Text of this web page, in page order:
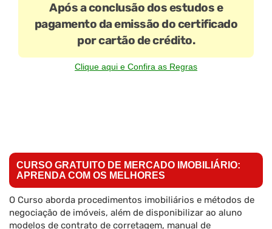
Após a conclusão dos estudos e
pagamento da emissão do certificado
por cartão de crédito.
Clique aqui e Confira as Regras
CURSO GRATUITO DE MERCADO IMOBILIÁRIO:
APRENDA COM OS MELHORES
O Curso aborda procedimentos imobiliários e métodos de
negociação de imóveis, além de disponibilizar ao aluno
modelos de contrato de corretagem, manual de